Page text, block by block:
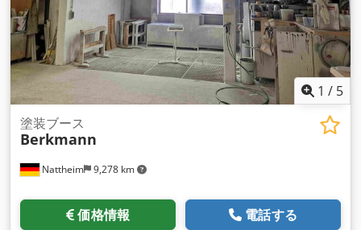
1 / 5
Nattheim 9,278 km
塗装ブース
Berkmann
価格情報 電話する